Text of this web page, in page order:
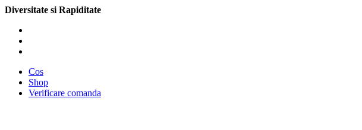
Diversitate si Rapiditate
Cos
Shop
Verificare comanda